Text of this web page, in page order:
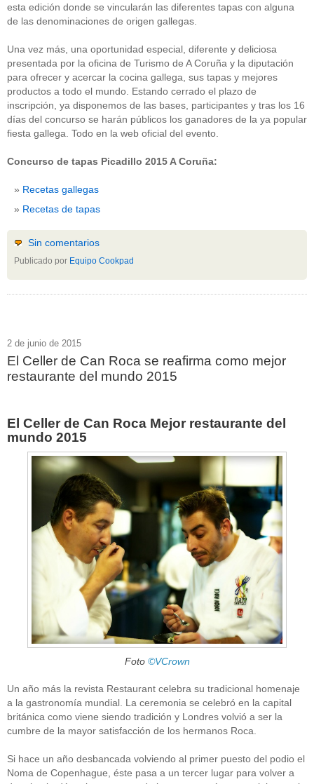
esta edición donde se vincularán las diferentes tapas con alguna
de las denominaciones de origen gallegas.
Una vez más, una oportunidad especial, diferente y deliciosa
presentada por la oficina de Turismo de A Coruña y la diputación
para ofrecer y acercar la cocina gallega, sus tapas y mejores
productos a todo el mundo. Estando cerrado el plazo de
inscripción, ya disponemos de las bases, participantes y tras los 16
días del concurso se harán públicos los ganadores de la ya popular
fiesta gallega. Todo en la web oficial del evento.
Concurso de tapas Picadillo 2015 A Coruña:
Recetas gallegas
Recetas de tapas
Sin comentarios
Publicado por Equipo Cookpad
2 de junio de 2015
El Celler de Can Roca se reafirma como mejor
restaurante del mundo 2015
El Celler de Can Roca Mejor restaurante del
mundo 2015
Foto ©VCrown
Un año más la revista Restaurant celebra su tradicional homenaje
a la gastronomía mundial. La ceremonia se celebró en la capital
británica como viene siendo tradición y Londres volvió a ser la
cumbre de la mayor satisfacción de los hermanos Roca.
Si hace un año desbancada volviendo al primer puesto del podio el
Noma de Copenhague, éste pasa a un tercer lugar para volver a